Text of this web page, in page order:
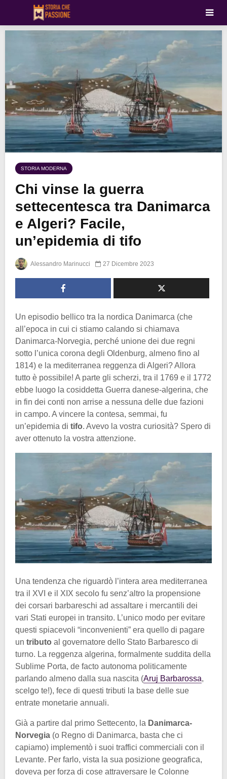
STORIA MODERNA
Chi vinse la guerra
settecentesca tra Danimarca
e Algeri? Facile,
un’epidemia di tifo
Alessandro Marinucci 27 Dicembre 2023
Un episodio bellico tra la nordica Danimarca (che
all’epoca in cui ci stiamo calando si chiamava
Danimarca-Norvegia, perché unione dei due regni
sotto l’unica corona degli Oldenburg, almeno fino al
1814) e la mediterranea reggenza di Algeri? Allora
tutto è possibile! A parte gli scherzi, tra il 1769 e il 1772
ebbe luogo la cosiddetta Guerra danese-algerina, che
in fin dei conti non arrise a nessuna delle due fazioni
in campo. A vincere la contesa, semmai, fu
un’epidemia di tifo. Avevo la vostra curiosità? Spero di
aver ottenuto la vostra attenzione.
Una tendenza che riguardò l’intera area mediterranea
tra il XVI e il XIX secolo fu senz’altro la propensione
dei corsari barbareschi ad assaltare i mercantili dei
vari Stati europei in transito. L’unico modo per evitare
questi spiacevoli “inconvenienti” era quello di pagare
un tributo al governatore dello Stato Barbaresco di
turno. La reggenza algerina, formalmente suddita della
Sublime Porta, de facto autonoma politicamente
parlando almeno dalla sua nascita (Aruj Barbarossa,
scelgo te!), fece di questi tributi la base delle sue
entrate monetarie annuali.
Già a partire dal primo Settecento, la Danimarca-
Norvegia (o Regno di Danimarca, basta che ci
capiamo) implementò i suoi traffici commerciali con il
Levante. Per farlo, vista la sua posizione geografica,
doveva per forza di cose attraversare le Colonne